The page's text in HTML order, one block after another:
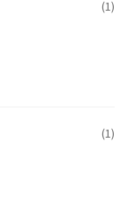
(1)
(1)